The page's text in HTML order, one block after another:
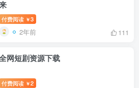
付费阅读 ￥3
2年前 111
网短剧资源下载
付费阅读 ￥2